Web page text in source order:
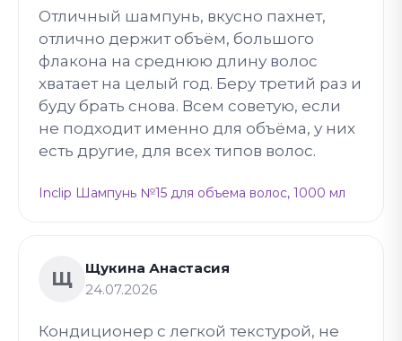
Отличный шампунь, вкусно пахнет,
отлично держит объём, большого
флакона на среднюю длину волос
хватает на целый год. Беру третий раз и
буду брать снова. Всем советую, если
не подходит именно для объёма, у них
есть другие, для всех типов волос.
Inclip Шампунь №15 для объема волос, 1000 мл
Щ
Щукина Анастасия
24.07.2026
Кондиционер с легкой текстурой, не